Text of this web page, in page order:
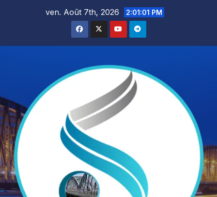
ven. Août 7th, 2026 2:01:03 PM